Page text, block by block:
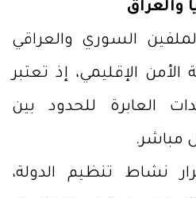
والعراق
السوري والعراقي
الإقليمي، إذ تعتبر
العابرة للحدود بين
مباشر.
نشاط تنظيم الدولة،